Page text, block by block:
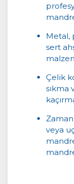
Metal,
sert
Çelik
sıkma
veya